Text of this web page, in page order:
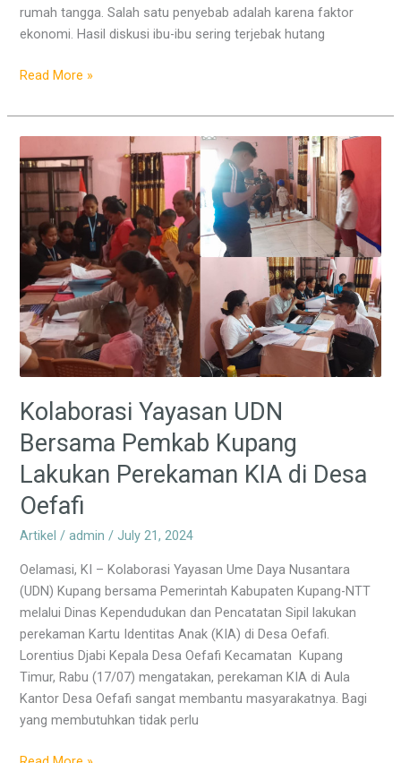
rumah tangga. Salah satu penyebab adalah karena faktor
ekonomi. Hasil diskusi ibu-ibu sering terjebak hutang
Read More »
Kolaborasi Yayasan UDN
Bersama Pemkab Kupang
Lakukan Perekaman KIA di Desa
Oefafi
Artikel /admin/July 21, 2024
Oelamasi, KI – Kolaborasi Yayasan Ume Daya Nusantara
(UDN) Kupang bersama Pemerintah Kabupaten Kupang-NTT
melalui Dinas Kependudukan dan Pencatatan Sipil lakukan
perekaman Kartu Identitas Anak (KIA) di Desa Oefafi.
Lorentius Djabi Kepala Desa Oefafi Kecamatan Kupang
Timur, Rabu (17/07) mengatakan, perekaman KIA di Aula
Kantor Desa Oefafi sangat membantu masyarakatnya. Bagi
yang membutuhkan tidak perlu
Yayasan
UDN
Bersama
Pemkab
Kupang
Lakukan
Perekaman
KIA
di
Desa
Oefafi